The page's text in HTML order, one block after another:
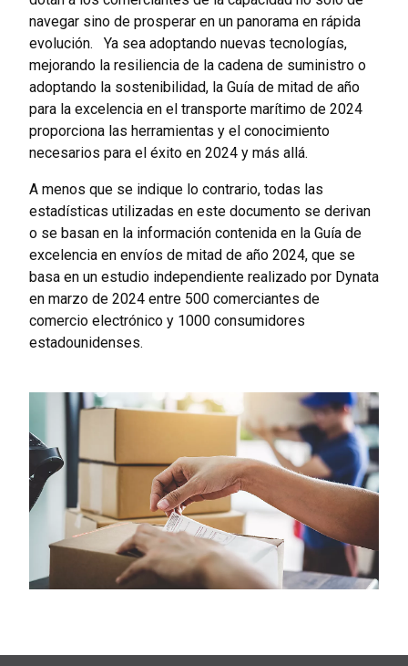
navegar sino de prosperar en un panorama en rápida
evolución. Ya sea adoptando nuevas tecnologías,
mejorando la resiliencia de la cadena de suministro o
adoptando la sostenibilidad, la Guía de mitad de año
para la excelencia en el transporte marítimo de 2024
proporciona las herramientas y el conocimiento
necesarios para el éxito en 2024 y más allá.
A menos que se indique lo contrario, todas las
estadísticas utilizadas en este documento se derivan
o se basan en la información contenida en la Guía de
excelencia en envíos de mitad de año 2024, que se
basa en un estudio independiente realizado por Dynata
en marzo de 2024 entre 500 comerciantes de
comercio electrónico y 1000 consumidores
estadounidenses.